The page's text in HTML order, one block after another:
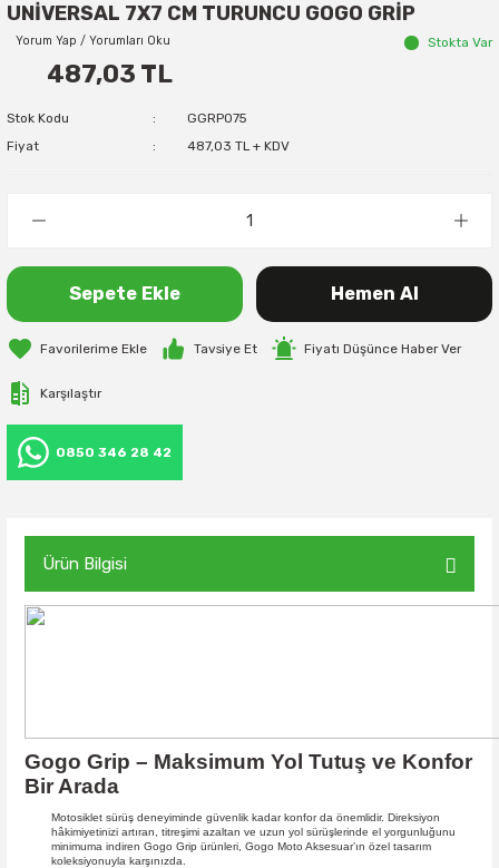
UNİVERSAL 7X7 CM TURUNCU GOGO GRİP
Yorum Yap / Yorumları Oku Stokta Var
487,03 TL
Stok Kodu
GGRP075
Fiyat
487,03 TL + KDV
Sepete Ekle Hemen Al
Tavsiye Et Fiyatı Düşünce Haber Ver
Karşılaştır
0850 346 28 42
Ürün Bilgisi
Gogo Grip – Maksimum Yol Tutuş ve Konfor
Bir Arada
Motosiklet sürüş deneyiminde güvenlik kadar konfor da önemlidir. Direksiyon
hâkimiyetinizi artıran, titreşimi azaltan ve uzun yol sürüşlerinde el yorgunluğunu
minimuma indiren Gogo Grip ürünleri, Gogo Moto Aksesuar’ın özel tasarım
koleksiyonuyla karşınızda.